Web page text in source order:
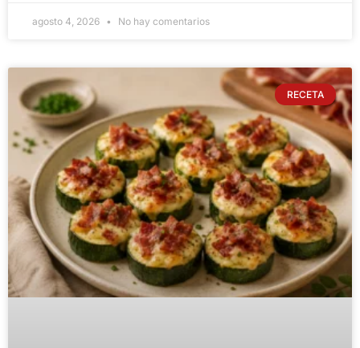
agosto 4, 2026 No hay comentarios
RECETA